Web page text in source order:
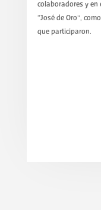
colaboradores y en
“José de Oro”,
que participaron.